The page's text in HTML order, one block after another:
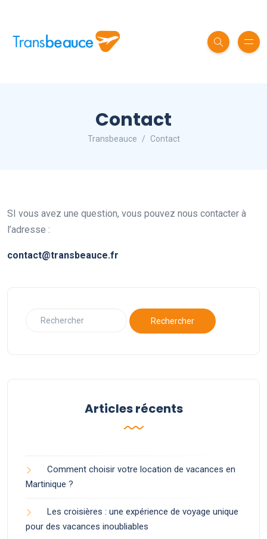
Contact
Transbeauce Contact
SI vous avez une question, vous pouvez nous contacter à
l’adresse :
contact@transbeauce.fr
Articles récents
Comment choisir votre location de vacances en
Martinique ?
Les croisières : une expérience de voyage unique
pour des vacances inoubliables